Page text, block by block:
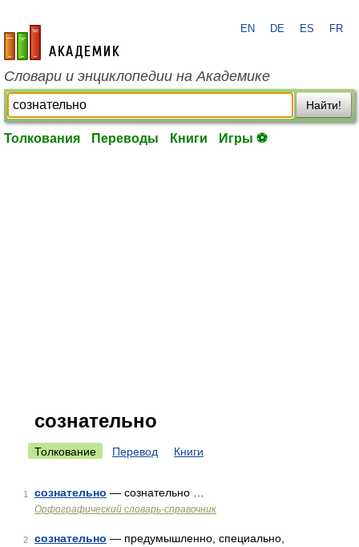
academic.ru
EN DE ES FR
Словари и энциклопедии на Академике
Найти!
Толкования Переводы Книги Игры ⚽
сознательно
Толкование Перевод Книги
1 сознательно — сознательно …
Орфографический словарь-справочник
2 сознательно — предумышленно, специально,